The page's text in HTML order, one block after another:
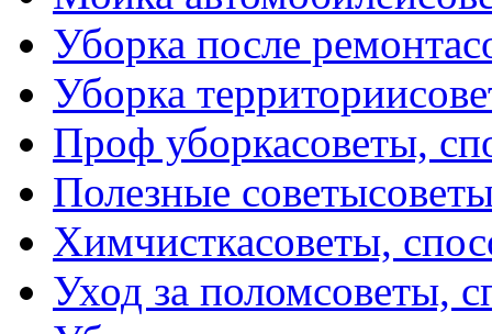
Уборка после ремонта
Уборка территории
Проф уборкасоветы,
Полезные советы
Химчисткасоветы,
Уход за поломсоветы,